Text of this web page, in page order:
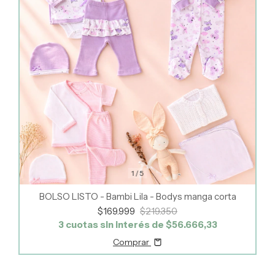
1 /5
BOLSO LISTO - Bambi Lila - Bodys manga corta
$169.999 $219.350
3 cuotas sin interés de $56.666,33
Comprar